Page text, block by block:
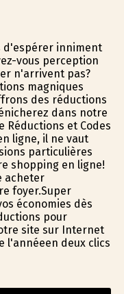
infiniment
vous perception
n'arrivent pas?
magnifiques
des réductions
dans notre
Réductions et Codes
ligne, il ne vaut
particulières
shopping en ligne!
acheter
foyer.Super
économies dès
pour
site sur Internet
l'annéeen deux clics